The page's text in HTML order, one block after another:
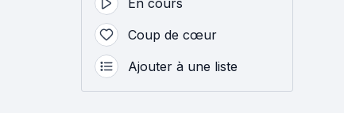
En cours
Coup de cœur
Ajouter à une liste